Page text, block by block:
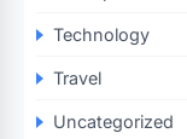
Technology
Travel
Uncategorized